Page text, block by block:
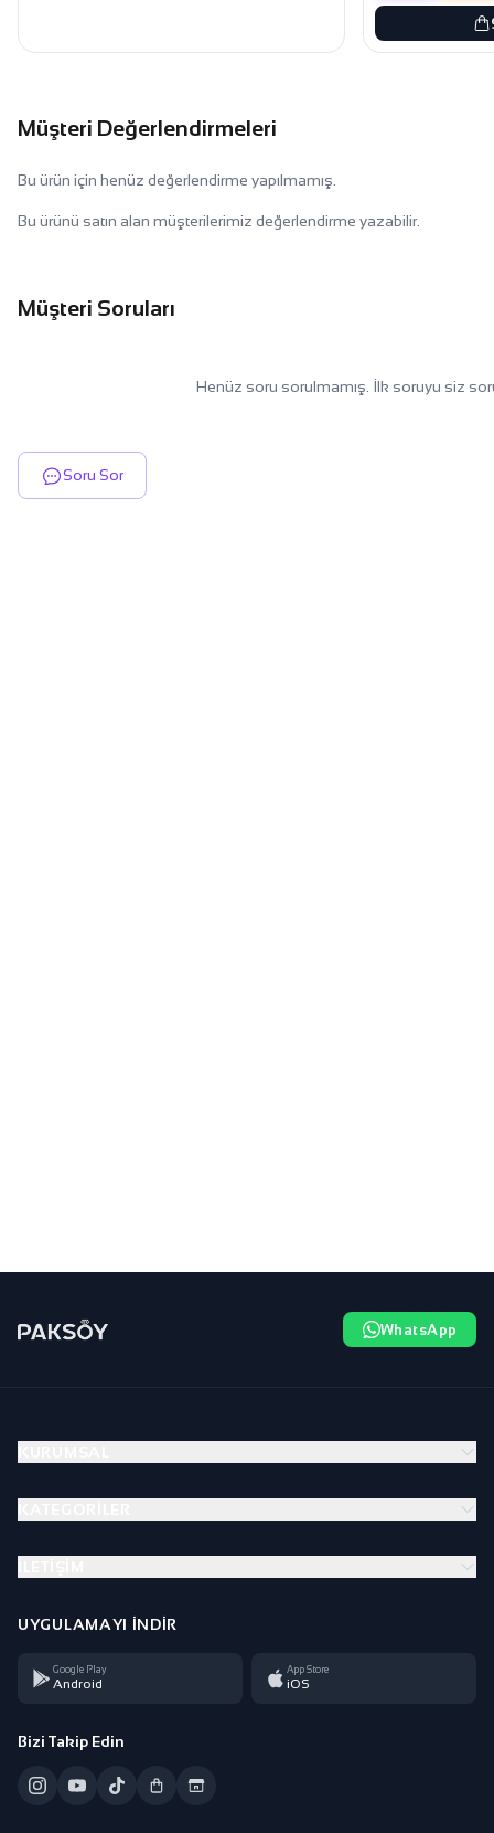
Müşteri Değerlendirmeleri
Bu ürün için henüz değerlendirme yapılmamış.
Bu ürünü satın alan müşterilerimiz değerlendirme yazabilir.
Müşteri Soruları
Henüz soru sorulmamış. İlk soruyu siz
Soru Sor
WhatsApp
UYGULAMAYI İNDIR
Google Play
Android
App Store
iOS
Bizi Takip Edin